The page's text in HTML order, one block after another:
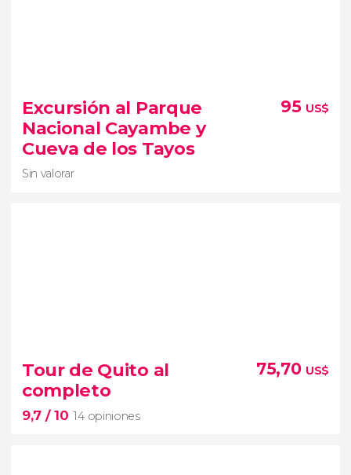
33 opiniones
un día rodeado de naturaleza en un
bosque declarado Reserva de la Biosfera
Excursión al Parque
Nacional Cayambe y
Cueva de los Tayos
Sin valorar
95 US$
uno de los paisajes más
sorprendentes de la selva amazónica de Ecuador
Tour de Quito al
completo
9,7 / 10 14 opiniones
75,70 US$